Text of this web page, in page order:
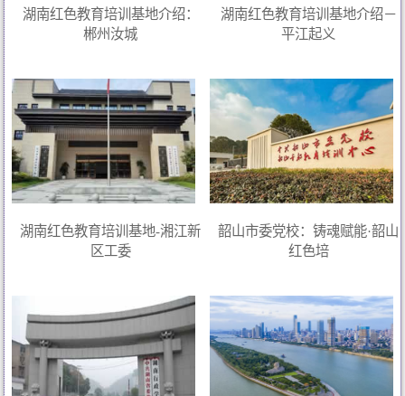
湖南红色教育培训基地介绍：
郴州汝城
湖南红色教育培训基地介绍－
平江起义
湖南红色教育培训基地-湘江新
区工委
韶山市委党校：铸魂赋能·韶山
红色培